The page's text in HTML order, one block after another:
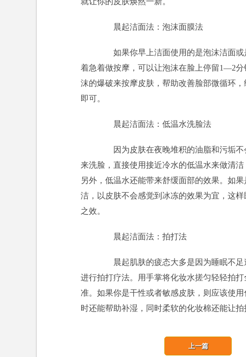
晨起洁面法：泡沫面膜法
如果你早上洁面使用的是泡沫洁面或
着急着做按摩，可以让泡沫在脸上停留1—2
沫的爆破来按摩皮肤，帮助改善脸部微循环
即可。
晨起洁面法：低温水洗脸法
因为皮肤在夜晚堆积的油脂和污垢不
来洗脸，直接使用接近冷水的低温水来做清
另外，低温水还能带来舒缓面部的效果。如
洁，以皮肤不会感觉到冰冻的效果为宜，这
之效。
晨起洁面法：拍打法
晨起肌肤的疲态大多是因为睡眠不足
进行拍打疗法。用手掌将化妆水搓匀轻轻拍
准。如果你是干性或者敏感皮肤，则应该使
时还能帮助补湿，同时柔软的化妆棉还能让拍
上一篇